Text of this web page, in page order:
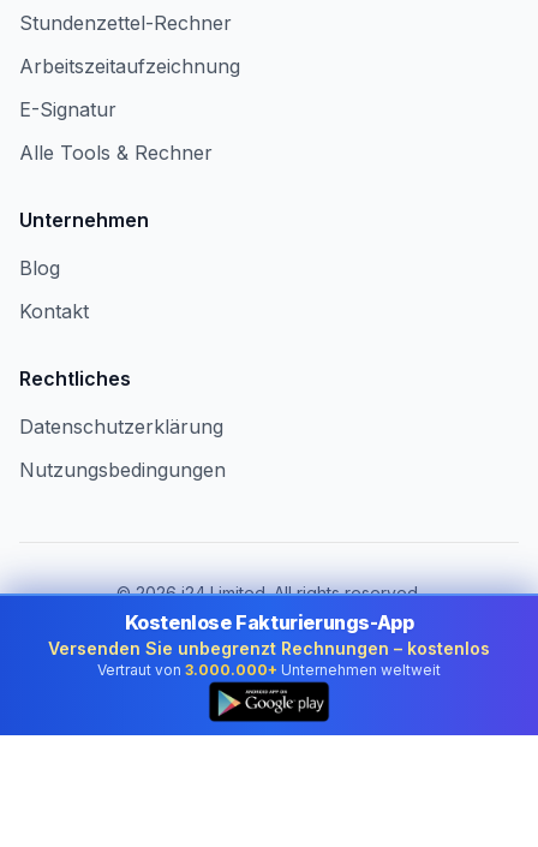
Stundenzettel-Rechner
Arbeitszeitaufzeichnung
E-Signatur
Alle Tools & Rechner
Unternehmen
Blog
Kontakt
Rechtliches
Datenschutzerklärung
Nutzungsbedingungen
©2026i24 Limited. All rights reserved.
Für Unternehmen in Austria
Land ändern:
Austria
Kostenlose Fakturierungs-App
Versenden Sie unbegrenzt Rechnungen – kostenlos
Vertraut von 3.000.000+ Unternehmen weltweit
👆